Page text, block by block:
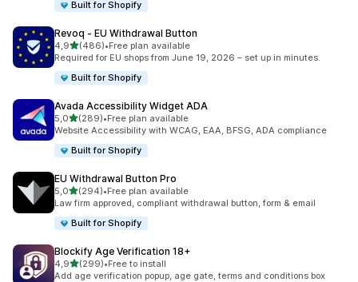
Built for Shopify
Revoq ‑ EU Withdrawal Button
4,95 yıldız üzerinden
(486)
toplam 486 değerlendirme
•Free plan available
Required for EU shops from June 19, 2026 – set up in minutes.
Built for Shopify
Avada Accessibility Widget ADA
5,05 yıldız üzerinden
(289)
toplam 289 değerlendirme
•Free plan available
Website Accessibility with WCAG, EAA, BFSG, ADA compliance
Built for Shopify
EU Withdrawal Button Pro
5,05 yıldız üzerinden
(294)
toplam 294 değerlendirme
•Free plan available
Law firm approved, compliant withdrawal button, form & email
Built for Shopify
Blockify Age Verification 18+
4,95 yıldız üzerinden
(299)
toplam 299 değerlendirme
•Free to install
Add age verification popup, age gate, terms and conditions box